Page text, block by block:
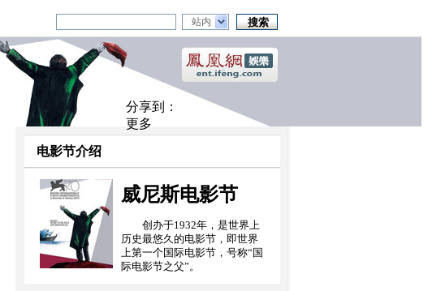
站内
分享到：
更多
电影节介绍
威尼斯电影节
创办于1932年，是世界上
历史最悠久的电影节，即世界
上第一个国际电影节，号称“国
际电影节之父”。